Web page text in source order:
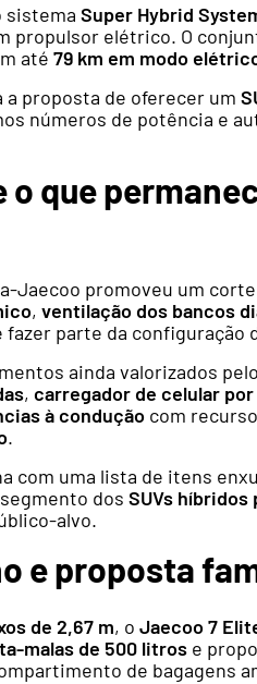
sistema Super Hybrid
propulsor elétrico. O
até 79 km em modo
proposta de oferecer um
números de potência e
que
Jaecoo promoveu um
, ventilação dos bancos
fazer parte da configuração
ainda valorizados
, carregador de celular
à condução com
.
com uma lista de itens
dos SUVs híbridos
alvo.
e proposta
de 2,67 m, o Jaecoo 7
malas de 500 litros e
de bagagens